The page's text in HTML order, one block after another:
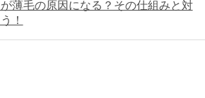
薄毛の原因になる？その仕組みと対
！